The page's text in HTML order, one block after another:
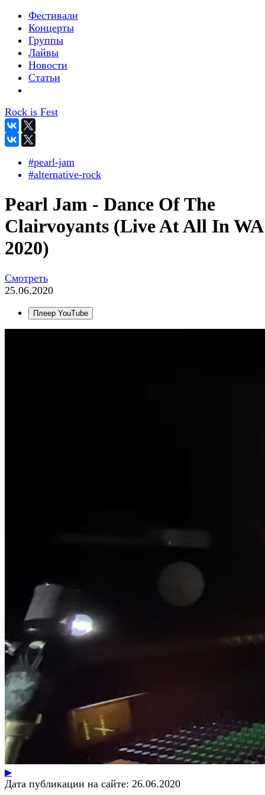
Фестивали
Концерты
Группы
Лайвы
Новости
Статьи
Rock is Fest
#pearl-jam
#alternative-rock
Pearl Jam - Dance Of The
Clairvoyants (Live At All In WA
2020)
Смотреть
25.06.2020
Плеер YouTube
▶
Дата публикации на сайте: 26.06.2020